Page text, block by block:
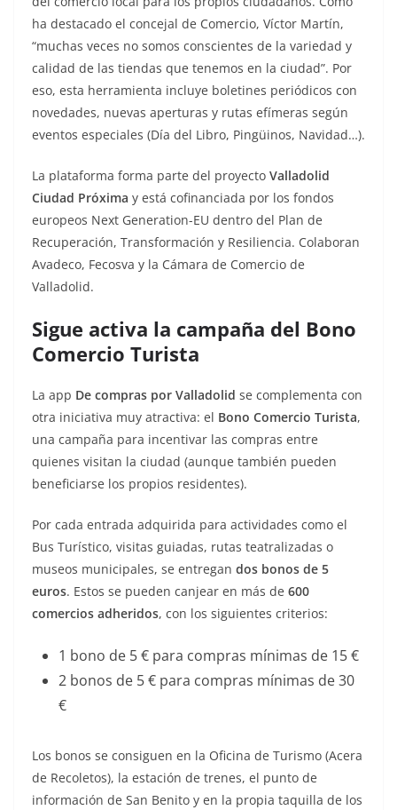
ha destacado el concejal de Comercio, Víctor Martín,
“muchas veces no somos conscientes de la variedad y
calidad de las tiendas que tenemos en la ciudad”. Por
eso, esta herramienta incluye boletines periódicos con
novedades, nuevas aperturas y rutas efímeras según
eventos especiales (Día del Libro, Pingüinos, Navidad…).
La plataforma forma parte del proyecto Valladolid
Ciudad Próxima y está cofinanciada por los fondos
europeos Next Generation-EU dentro del Plan de
Recuperación, Transformación y Resiliencia. Colaboran
Avadeco, Fecosva y la Cámara de Comercio de
Valladolid.
Sigue activa la campaña del Bono
Comercio Turista
La app De compras por Valladolid se complementa con
otra iniciativa muy atractiva: el Bono Comercio Turista,
una campaña para incentivar las compras entre
quienes visitan la ciudad (aunque también pueden
beneficiarse los propios residentes).
Por cada entrada adquirida para actividades como el
Bus Turístico, visitas guiadas, rutas teatralizadas o
museos municipales, se entregan dos bonos de 5
euros. Estos se pueden canjear en más de 600
comercios adheridos, con los siguientes criterios:
1 bono de 5 € para compras mínimas de 15 €
2 bonos de 5 € para compras mínimas de 30
€
Los bonos se consiguen en la Oficina de Turismo (Acera
de Recoletos), la estación de trenes, el punto de
información de San Benito y en la propia taquilla de los